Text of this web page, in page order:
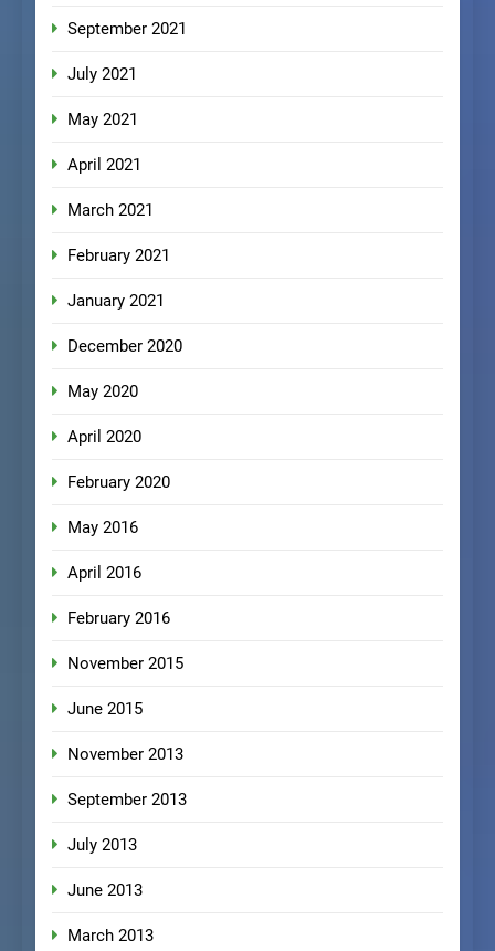
September 2021
July 2021
May 2021
April 2021
March 2021
February 2021
January 2021
December 2020
May 2020
April 2020
February 2020
May 2016
April 2016
February 2016
November 2015
June 2015
November 2013
September 2013
July 2013
June 2013
March 2013